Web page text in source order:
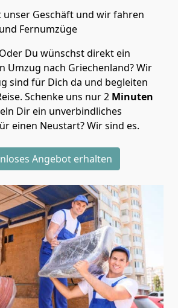
unser Geschäft und wir fahren
Fernumzüge
Du wünschst direkt ein
Umzug nach Griechenland? Wir
sind für Dich da und begleiten
Schenke uns nur2 Minuten
Dir ein unverbindliches
einen Neustart? Wir sind es.
Angebot erhalten